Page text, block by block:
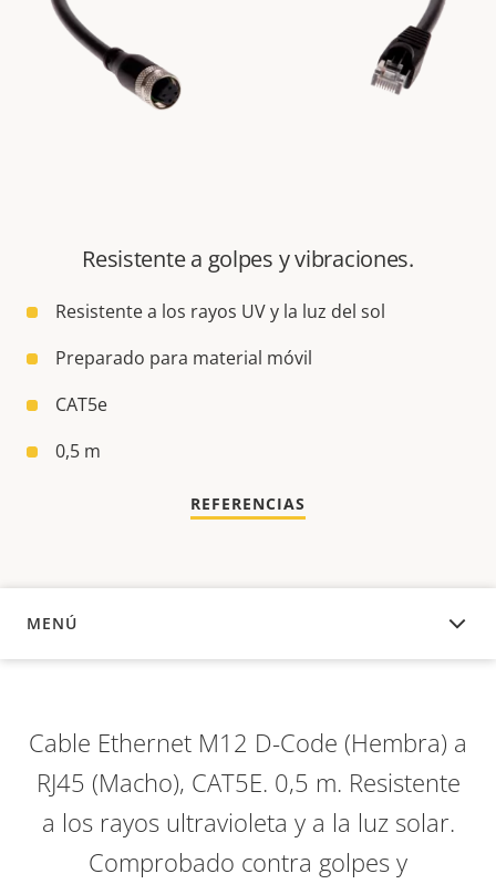
Resistente a golpes y vibraciones.
Resistente a los rayos UV y la luz del sol
Preparado para material móvil
CAT5e
0,5 m
REFERENCIAS
MENÚ
DESCRIPCIÓN
Cable Ethernet M12 D-Code (Hembra) a
RJ45 (Macho), CAT5E. 0,5 m. Resistente
a los rayos ultravioleta y a la luz solar.
Comprobado contra golpes y